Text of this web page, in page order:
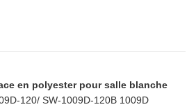
en polyester pour salle blanche
120/ SW-1009D-120B 1009D